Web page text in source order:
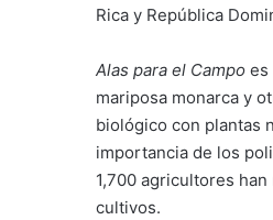
Rica y República
Alas para el Campo es
mariposa monarca y
biológico con plantas
importancia de los
1,700 agricultores
cultivos.